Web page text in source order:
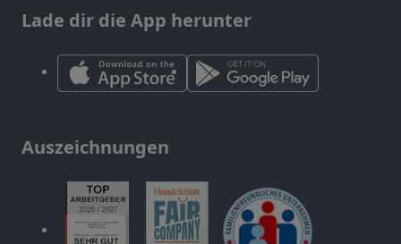
Lade dir die App herunter
Auszeichnungen